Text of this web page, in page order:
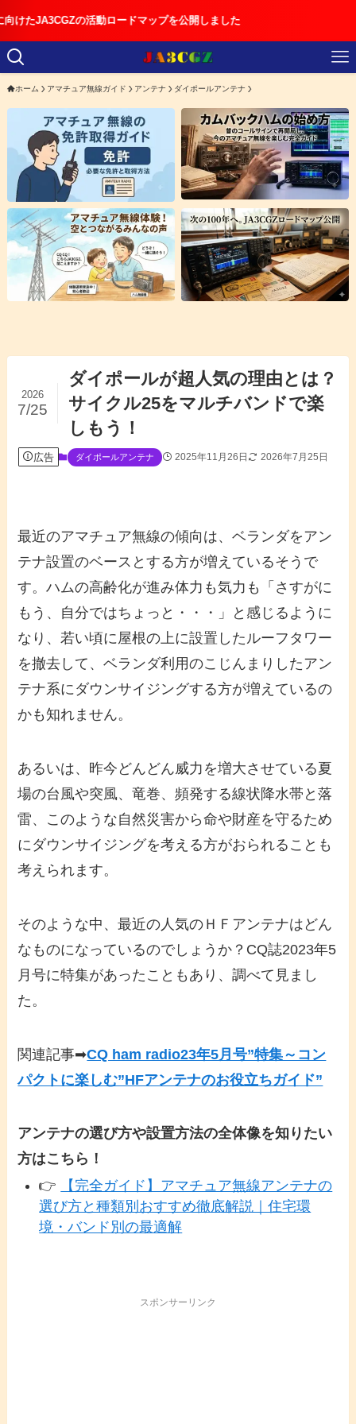
の活動ロードマップを公開しました
ホーム アマチュア無線ガイド アンテナ ダイポールアンテナ
ダイポールが超人気の理由とは？
サイクル25をマルチバンドで楽
しもう！
2026
7/25
広告 ダイポールアンテナ 2025年11月26日 2026年7月25日
最近のアマチュア無線の傾向は、ベランダをアン
テナ設置のベースとする方が増えているそうで
す。ハムの高齢化が進み体力も気力も「さすがに
もう、自分ではちょっと・・・」と感じるように
なり、若い頃に屋根の上に設置したルーフタワー
を撤去して、ベランダ利用のこじんまりしたアン
テナ系にダウンサイジングする方が増えているの
かも知れません。
あるいは、昨今どんどん威力を増大させている夏
場の台風や突風、竜巻、頻発する線状降水帯と落
雷、このような自然災害から命や財産を守るため
にダウンサイジングを考える方がおられることも
考えられます。
そのような中、最近の人気のＨＦアンテナはどん
なものになっているのでしょうか？CQ誌2023年5
月号に特集があったこともあり、調べて見まし
た。
関連記事➡CQ ham radio23年5月号”特集～コン
パクトに楽しむ”HFアンテナのお役立ちガイド”
アンテナの選び方や設置方法の全体像を知りたい
方はこちら！
👉
【完全ガイド】アマチュア無線アンテナの
選び方と種類別おすすめ徹底解説｜住宅環
境・バンド別の最適解
スポンサーリンク